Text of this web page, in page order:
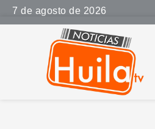
7 de agosto de 2026